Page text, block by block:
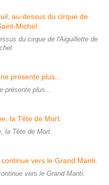
du cirque de l'Aiguillette de
présente plus...
la Tête de Mort.
vers le Grand Manti.